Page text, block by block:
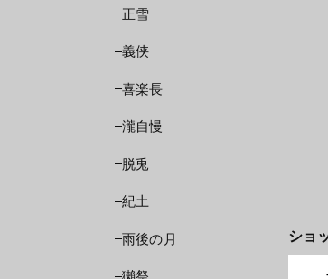
正雪
義侠
喜楽長
瀧自慢
脱兎
紀土
雨後の月 ショ